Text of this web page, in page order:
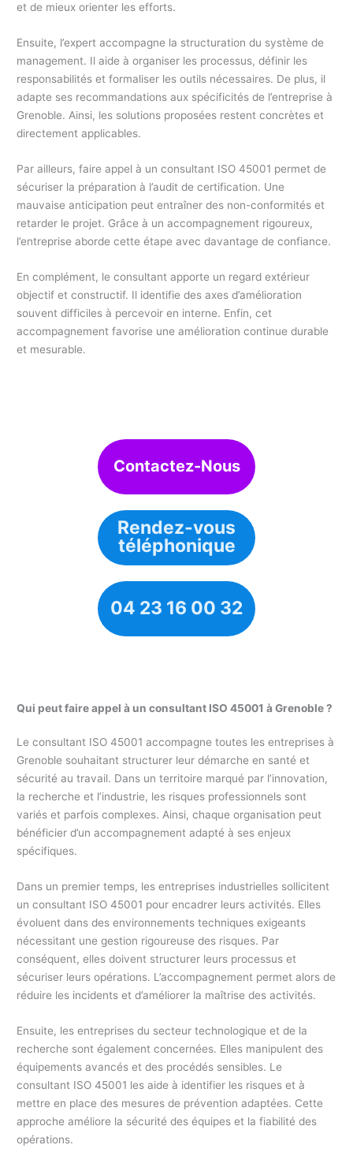
et de mieux orienter les efforts.
Ensuite, l’expert accompagne la structuration du système de
management. Il aide à organiser les processus, définir les
responsabilités et formaliser les outils nécessaires. De plus, il
adapte ses recommandations aux spécificités de l’entreprise à
Grenoble. Ainsi, les solutions proposées restent concrètes et
directement applicables.
Par ailleurs, faire appel à un consultant ISO 45001 permet de
sécuriser la préparation à l’audit de certification. Une
mauvaise anticipation peut entraîner des non-conformités et
retarder le projet. Grâce à un accompagnement rigoureux,
l’entreprise aborde cette étape avec davantage de confiance.
En complément, le consultant apporte un regard extérieur
objectif et constructif. Il identifie des axes d’amélioration
souvent difficiles à percevoir en interne. Enfin, cet
accompagnement favorise une amélioration continue durable
et mesurable.
Contactez-Nous
Rendez-vous
téléphonique
04 23 16 00 32
Qui peut faire appel à un consultant ISO 45001 à Grenoble ?
Le consultant ISO 45001 accompagne toutes les entreprises à
Grenoble souhaitant structurer leur démarche en santé et
sécurité au travail. Dans un territoire marqué par l’innovation,
la recherche et l’industrie, les risques professionnels sont
variés et parfois complexes. Ainsi, chaque organisation peut
bénéficier d’un accompagnement adapté à ses enjeux
spécifiques.
Dans un premier temps, les entreprises industrielles sollicitent
un consultant ISO 45001 pour encadrer leurs activités. Elles
évoluent dans des environnements techniques exigeants
nécessitant une gestion rigoureuse des risques. Par
conséquent, elles doivent structurer leurs processus et
sécuriser leurs opérations. L’accompagnement permet alors de
réduire les incidents et d’améliorer la maîtrise des activités.
Ensuite, les entreprises du secteur technologique et de la
recherche sont également concernées. Elles manipulent des
équipements avancés et des procédés sensibles. Le
consultant ISO 45001 les aide à identifier les risques et à
mettre en place des mesures de prévention adaptées. Cette
approche améliore la sécurité des équipes et la fiabilité des
opérations.